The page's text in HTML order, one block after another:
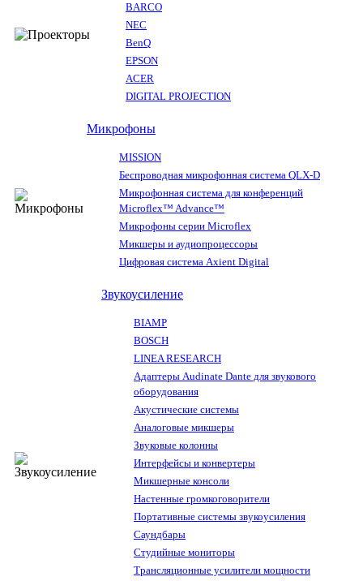
BARCO
NEC
BenQ
EPSON
ACER
DIGITAL PROJECTION
Микрофоны
MISSION
Беспроводная микрофонная система QLX-D
Микрофонная система для конференций
Microflex™ Advance™
Микрофоны серии Microflex
Микшеры и аудиопроцессоры
Цифровая система Axient Digital
Звукоусиление
BIAMP
BOSCH
LINEA RESEARCH
Адаптеры Audinate Dante для звукового
оборудования
Акустические системы
Аналоговые микшеры
Звуковые колонны
Интерфейсы и конвертеры
Микшерные консоли
Настенные громкоговорители
Портативные системы звукоусиления
Саундбары
Студийные мониторы
Трансляционные усилители мощности